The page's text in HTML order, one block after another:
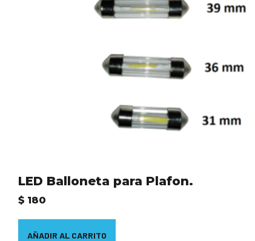
LED Balloneta para Plafon.
$ 180
AÑADIR AL CARRITO